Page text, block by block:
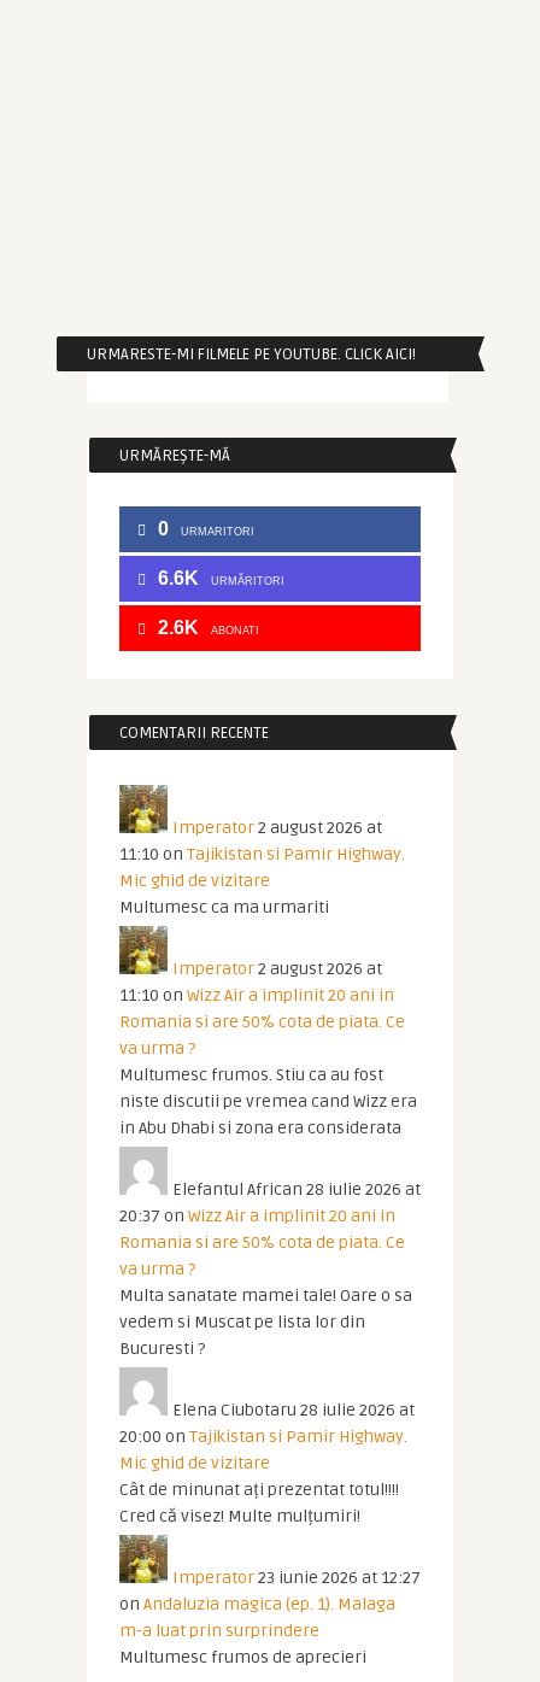
URMARESTE-MI FILMELE PE YOUTUBE. CLICK AICI!
URMĂREȘTE-MĂ
0 URMARITORI
6.6K URMĂRITORI
2.6K ABONATI
COMENTARII RECENTE
Imperator2 august 2026 at
11:10 on Tajikistan si Pamir Highway.
Mic ghid de vizitare
Multumesc ca ma urmariti
Imperator2 august 2026 at
11:10 on Wizz Air a implinit 20 ani in
Romania si are 50% cota de piata. Ce
va urma ?
Multumesc frumos. Stiu ca au fost
niste discutii pe vremea cand Wizz era
in Abu Dhabi si zona era considerata
Elefantul African 28 iulie 2026 at
20:37 on Wizz Air a implinit 20 ani in
Romania si are 50% cota de piata. Ce
va urma ?
Multa sanatate mamei tale! Oare o sa
vedem si Muscat pe lista lor din
Bucuresti ?
Elena Ciubotaru 28 iulie 2026 at
20:00 on Tajikistan si Pamir Highway.
Mic ghid de vizitare
Cât de minunat ați prezentat totul!!!!
Cred că visez! Multe mulțumiri!
Imperator23 iunie 2026 at 12:27
on Andaluzia magica (ep. 1). Malaga
m-a luat prin surprindere
Multumesc frumos de aprecieri